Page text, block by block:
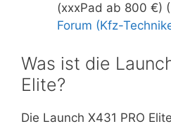
(xxxPad ab 800 €) (
Forum (Kfz-
Was ist die
Elite?
Die Launch X431 PRO